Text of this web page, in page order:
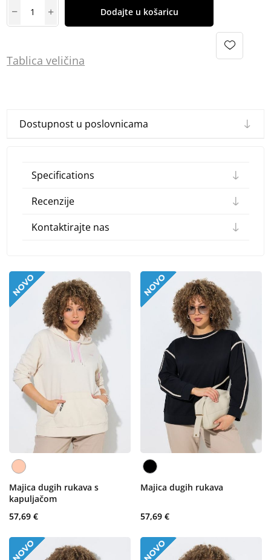
Dodajte u košaricu
Tablica veličina
Dostupnost u poslovnicama
Specifications
Recenzije
Kontaktirajte nas
Majica dugih rukava s
kapuljačom
57,69 €
Majica dugih rukava
57,69 €